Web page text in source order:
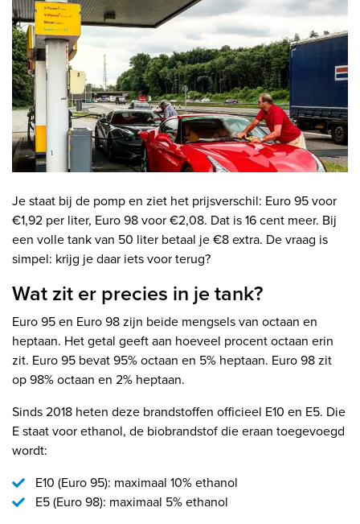
Je staat bij de pomp en ziet het prijsverschil: Euro 95 voor
€1,92 per liter, Euro 98 voor €2,08. Dat is 16 cent meer. Bij
een volle tank van 50 liter betaal je €8 extra. De vraag is
simpel: krijg je daar iets voor terug?
Wat zit er precies in je tank?
Euro 95 en Euro 98 zijn beide mengsels van octaan en
heptaan. Het getal geeft aan hoeveel procent octaan erin
zit. Euro 95 bevat 95% octaan en 5% heptaan. Euro 98 zit
op 98% octaan en 2% heptaan.
Sinds 2018 heten deze brandstoffen officieel E10 en E5. Die
E staat voor ethanol, de biobrandstof die eraan toegevoegd
wordt:
E10 (Euro 95): maximaal 10% ethanol
E5 (Euro 98): maximaal 5% ethanol